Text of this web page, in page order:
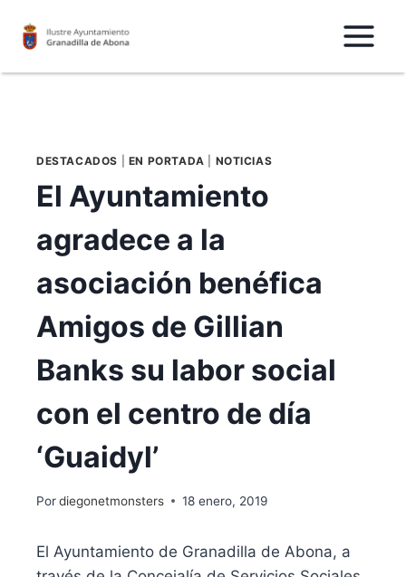
DESTACADOS EN PORTADA NOTICIAS
El Ayuntamiento
agradece a la
asociación benéfica
Amigos de Gillian
Banks su labor social
con el centro de día
‘Guaidyl’
Pordiegonetmonsters 18 enero, 2019
El Ayuntamiento de Granadilla de Abona, a